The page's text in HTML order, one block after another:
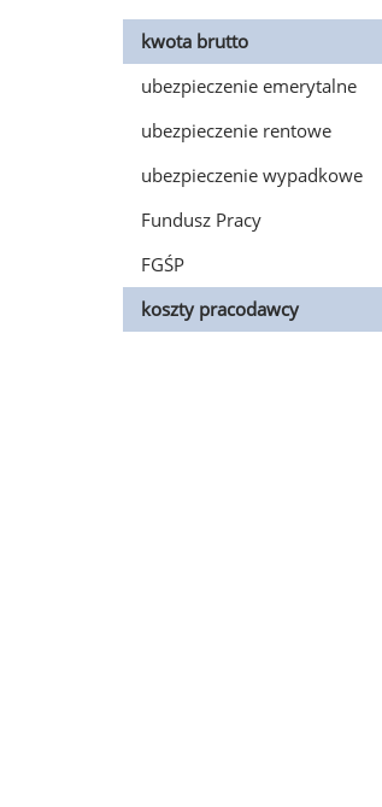
kwota brutto
ubezpieczenie emerytalne
ubezpieczenie rentowe
ubezpieczenie wypadkowe
Fundusz Pracy
FGŚP
koszty pracodawcy